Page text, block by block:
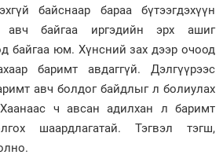
байснаар бараа бүтээгдэхүүн
авч байгаа иргэдийн эрх ашиг
байгаа юм. Хүнсний зах дээр очоод
баримт авдаггүй. Дэлгүүрээс
авч болдог байдлыг л болиулах
Хаанаас ч авсан адилхан л баримт
шаардлагатай. Тэгвэл тэгш,